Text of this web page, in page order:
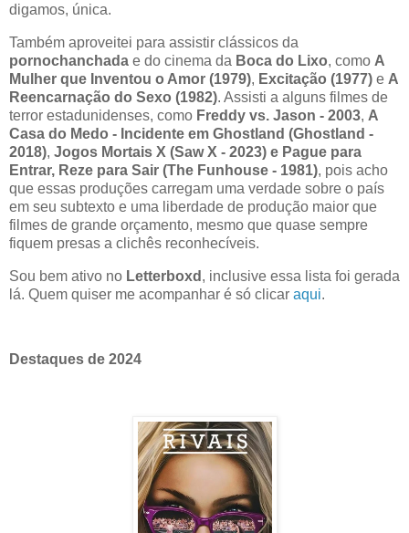
digamos, única.
Também aproveitei para assistir clássicos da
pornochanchada e do cinema da Boca do Lixo, como A
Mulher que Inventou o Amor (1979), Excitação (1977) e A
Reencarnação do Sexo (1982). Assisti a alguns filmes de
terror estadunidenses, como Freddy vs. Jason - 2003, A
Casa do Medo - Incidente em Ghostland (Ghostland -
2018), Jogos Mortais X (Saw X - 2023) e Pague para
Entrar, Reze para Sair (The Funhouse - 1981), pois acho
que essas produções carregam uma verdade sobre o país
em seu subtexto e uma liberdade de produção maior que
filmes de grande orçamento, mesmo que quase sempre
fiquem presas a clichês reconhecíveis.
Sou bem ativo no Letterboxd , inclusive essa lista foi gerada
lá. Quem quiser me acompanhar é só clicar aqui.
Destaques de 2024